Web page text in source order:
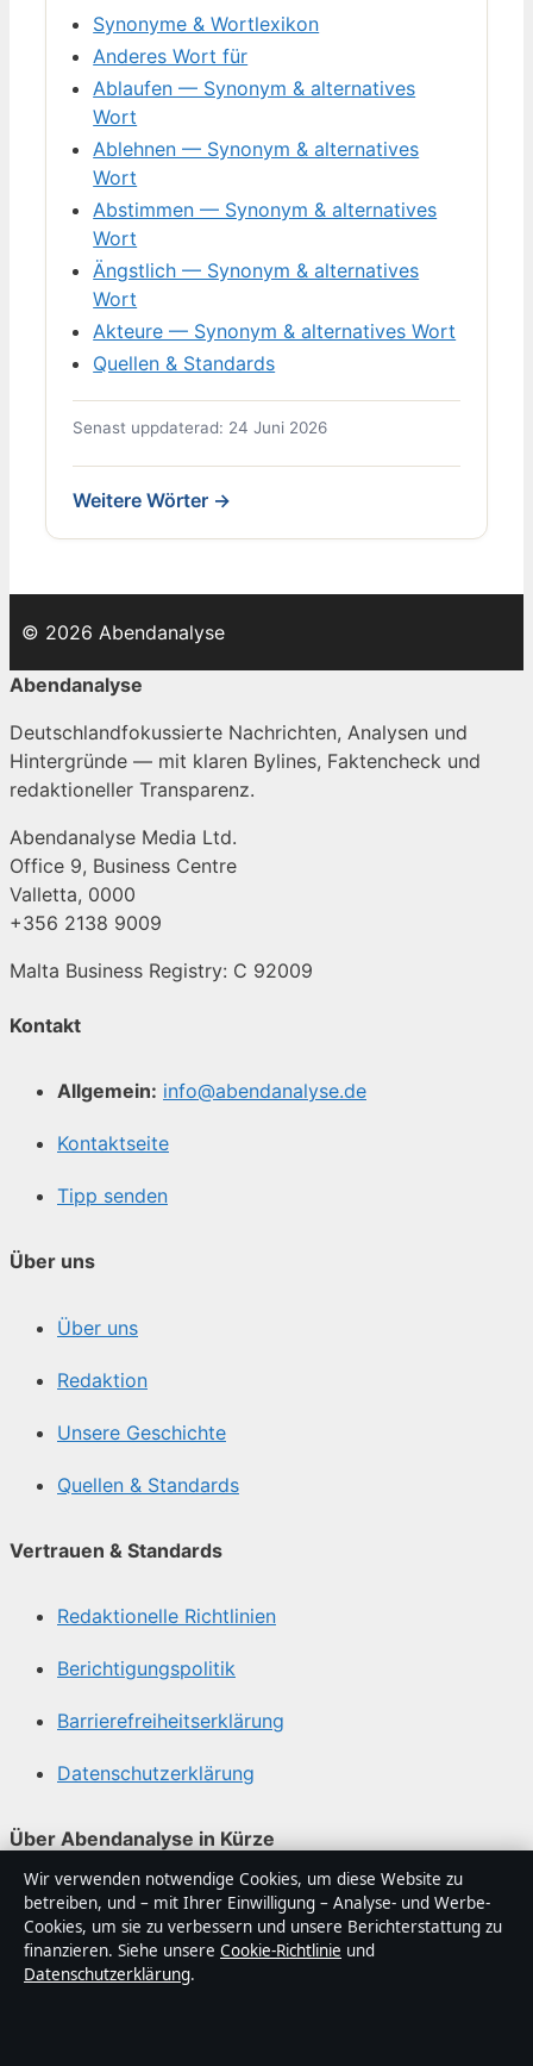
Synonyme & Wortlexikon
Anderes Wort für
Ablaufen — Synonym & alternatives
Wort
Ablehnen — Synonym & alternatives
Wort
Abstimmen — Synonym & alternatives
Wort
Ängstlich — Synonym & alternatives
Wort
Akteure — Synonym & alternatives Wort
Quellen & Standards
Senast uppdaterad: 24 Juni 2026
Weitere Wörter →
© 2026 Abendanalyse
Abendanalyse
Deutschlandfokussierte Nachrichten, Analysen und
Hintergründe — mit klaren Bylines, Faktencheck und
redaktioneller Transparenz.
Abendanalyse Media Ltd.
Office 9, Business Centre
Valletta, 0000
+356 2138 9009
Malta Business Registry: C 92009
Kontakt
Allgemein: info@abendanalyse.de
Kontaktseite
Tipp senden
Über uns
Über uns
Redaktion
Unsere Geschichte
Quellen & Standards
Vertrauen & Standards
Redaktionelle Richtlinien
Berichtigungspolitik
Barrierefreiheitserklärung
Datenschutzerklärung
Über Abendanalyse in Kürze
Abendanalyse ist ein unabhängiger digitaler
Nachrichtenanbieter mit Fokus auf Politik, Wirtschaft,
Technik und Gesellschaft in Deutschland. Jeder Artikel
trägt eine Byline, wird von einem Redakteur geprüft und
Wir verwenden notwendige Cookies, um diese Website zu
betreiben, und – mit Ihrer Einwilligung – Analyse- und Werbe-
Cookies, um sie zu verbessern und unsere Berichterstattung zu
finanzieren. Siehe unsere Cookie-Richtlinie und
Datenschutzerklärung.